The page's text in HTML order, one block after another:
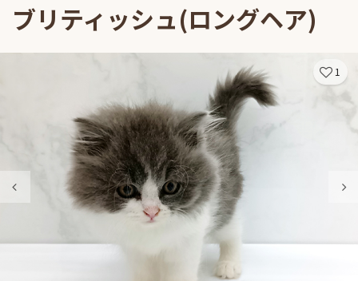
ブリティッシュ(ロングヘア)
1